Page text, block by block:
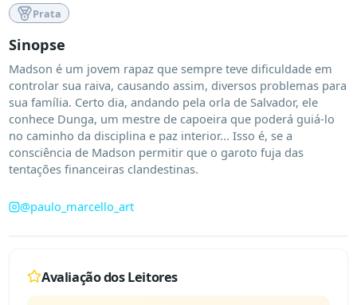
Prata
Sinopse
Madson é um jovem rapaz que sempre teve dificuldade em
controlar sua raiva, causando assim, diversos problemas para
sua família. Certo dia, andando pela orla de Salvador, ele
conhece Dunga, um mestre de capoeira que poderá guiá-lo
no caminho da disciplina e paz interior... Isso é, se a
consciência de Madson permitir que o garoto fuja das
tentações financeiras clandestinas.
@paulo_marcello_art
Avaliação dos Leitores